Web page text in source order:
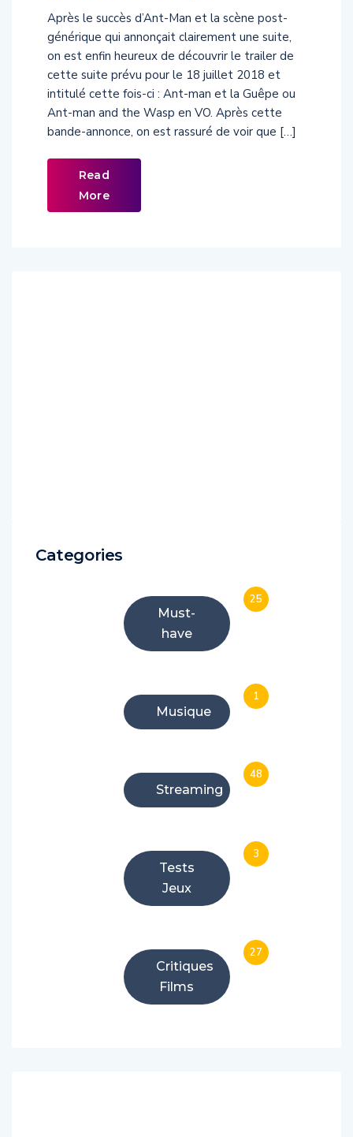
Après le succès d’Ant-Man et la scène post-
générique qui annonçait clairement une suite,
on est enfin heureux de découvrir le trailer de
cette suite prévu pour le 18 juillet 2018 et
intitulé cette fois-ci : Ant-man et la Guêpe ou
Ant-man and the Wasp en VO. Après cette
bande-annonce, on est rassuré de voir que […]
Read
More
Categories
Must-
have
25
Musique
1
Streaming
48
Tests
Jeux
3
Critiques
Films
27